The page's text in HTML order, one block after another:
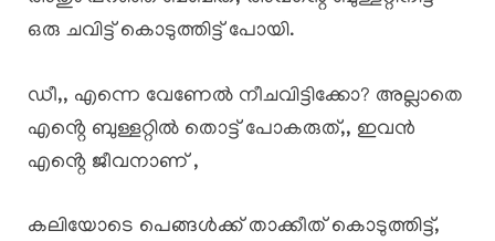
ഒരു ചവിട്ട് കൊടുത്തിട്ട് പോയി.
ഡീ,, എന്നെ വേണേൽ നീചവിട്ടിക്കോ? അല്ലാതെ
എൻ്റെ ബുള്ളറ്റിൽ തൊട്ട് പോകരുത്,, ഇവൻ
എൻ്റെ ജീവനാണ് ,
കലിയോടെ പെങ്ങൾക്ക് താക്കീത് കൊടുത്തിട്ട്,